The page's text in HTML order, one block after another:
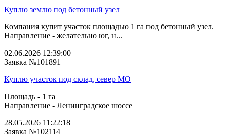
Куплю землю под бетонный узел
Компания купит участок площадью 1 га под бетонный узел.
Направление - желательно юг, н...
02.06.2026 12:39:00
Заявка №101891
Куплю участок под склад, север МО
Площадь - 1 га
Направление - Ленинградское шоссе
28.05.2026 11:22:18
Заявка №102114